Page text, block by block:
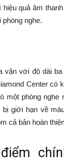
quả âm
nghe.
với độ dài
Center có
một phòng
giới hạn về
cả bản hoàn